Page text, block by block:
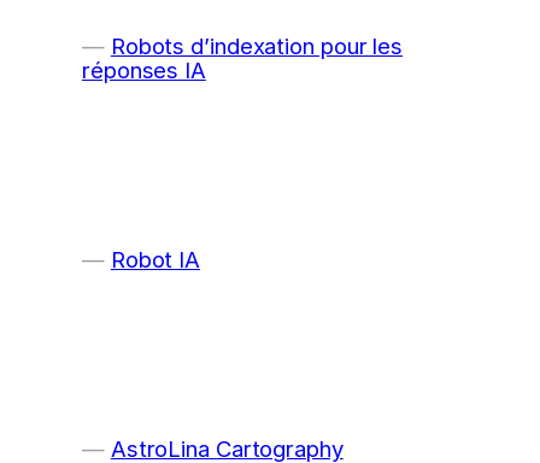
Robots d’indexation pour les
réponses IA
Robot IA
AstroLina Cartography